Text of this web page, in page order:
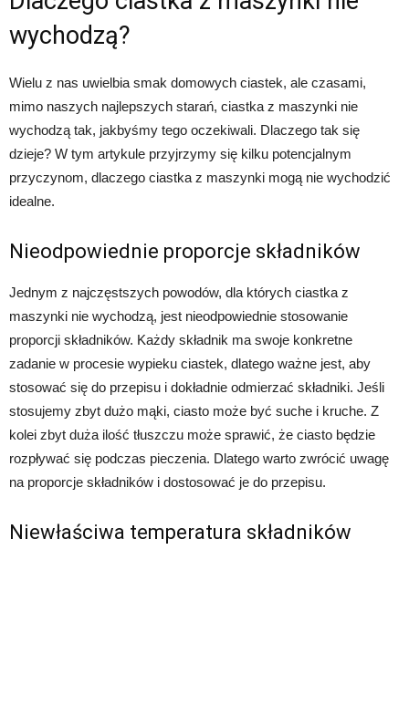
wychodzą?
Wielu z nas uwielbia smak domowych ciastek, ale czasami,
mimo naszych najlepszych starań, ciastka z maszynki nie
wychodzą tak, jakbyśmy tego oczekiwali. Dlaczego tak się
dzieje? W tym artykule przyjrzymy się kilku potencjalnym
przyczynom, dlaczego ciastka z maszynki mogą nie wychodzić
idealne.
Nieodpowiednie proporcje składników
Jednym z najczęstszych powodów, dla których ciastka z
maszynki nie wychodzą, jest nieodpowiednie stosowanie
proporcji składników. Każdy składnik ma swoje konkretne
zadanie w procesie wypieku ciastek, dlatego ważne jest, aby
stosować się do przepisu i dokładnie odmierzać składniki. Jeśli
stosujemy zbyt dużo mąki, ciasto może być suche i kruche. Z
kolei zbyt duża ilość tłuszczu może sprawić, że ciasto będzie
rozpływać się podczas pieczenia. Dlatego warto zwrócić uwagę
na proporcje składników i dostosować je do przepisu.
Niewłaściwa temperatura składników